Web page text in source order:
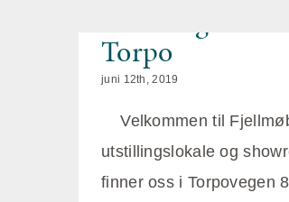
utstillingslokale
Torpo
juni 12th, 2019
Velkommen til
utstillingslokale og
finner oss i Torpovegen